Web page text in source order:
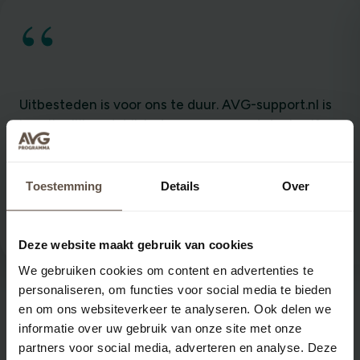
Toestemming Details Over
Deze website maakt gebruik van cookies
We gebruiken cookies om content en advertenties te
personaliseren, om functies voor social media te bieden
en om ons websiteverkeer te analyseren. Ook delen we
informatie over uw gebruik van onze site met onze
partners voor social media, adverteren en analyse. Deze
“
Uitbesteden is voor ons te duur. AVG-support.nl is
begrijpelijk zodat ik het voor een groot deel zelf
kan doen. En uitleggen. Dat is ook belangrijk, want
houden.